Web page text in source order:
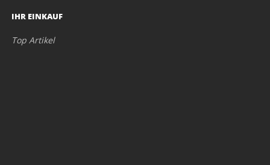
IHR EINKAUF
Top Artikel